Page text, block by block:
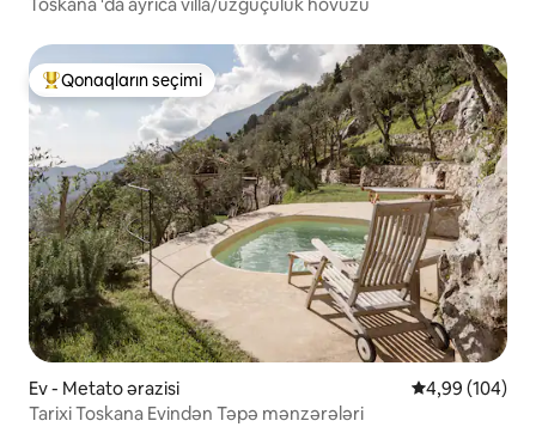
Populyar "Qonaqların seçimi"
Qonaqların seçimi
Ev - Metato ərazisi Ortalama
4,99 (104)
Tarixi Toskana Evindən Təpə mənzərələri